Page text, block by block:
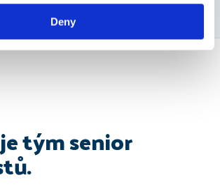
Deny
tým senior